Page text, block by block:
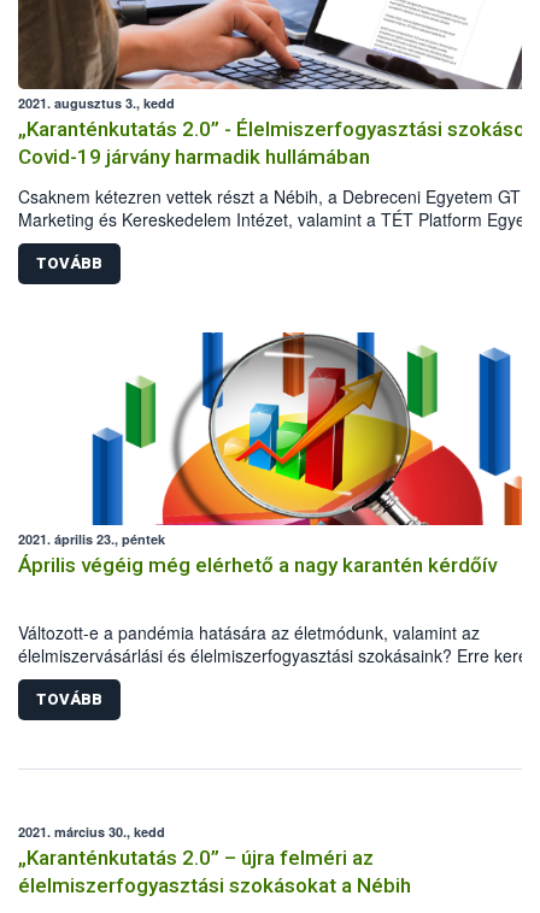
2021. augusztus 3., kedd
„Karanténkutatás 2.0” - Élelmiszerfogyasztási szokások
Covid-19 járvány harmadik hullámában
Csaknem kétezren vettek részt a Nébih, a Debreceni Egyetem GTK
Marketing és Kereskedelem Intézet, valamint a TÉT Platform
második közös reprezentatív kutatásában 2021 májusában. A
felmérésből kiderült, hogyan változtak a Covid-19 járvány első és
harmadik hulláma között a háztartások élelmiszervásárlási és
első hullám idején tapasztalt sokkhatás elmúlt, ugyanakkor a
megőrizte az elővigyázatosságát, és vannak olyan szokások,
hosszú távon is velünk maradnak.
TOVÁBB
2021. április 23., péntek
Április végéig még elérhető a nagy karantén kérdőív
Változott-e a pandémia hatására az életmódunk, valamint az
élelmiszervásárlási és élelmiszerfogyasztási szokásaink? Erre keresi
idén is a választ a Nébih, a Debreceni Egyetem, valamint a TÉT
közös kutatása. A nagy karantén kérdőív április végéig még
minél pontosabb kép kialakításához ugyanis elengedhetetlen a
TOVÁBB
2021. március 30., kedd
„Karanténkutatás 2.0” – újra felméri az
élelmiszerfogyasztási szokásokat a Nébih